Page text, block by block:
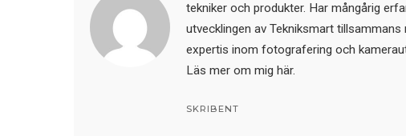
tekniker och produkter. Har mångårig
utvecklingen av Tekniksmart
expertis inom fotografering och
Läs mer om mig här.
SKRIBENT